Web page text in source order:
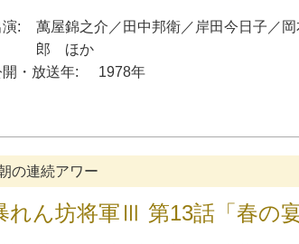
演: 萬屋錦之介 ／ 田中邦衛 ／ 岸田今日子 ／
郎 ほか
・放送年:
1978年
の連続アワー
れん坊将軍Ⅲ 第13話「春の宴